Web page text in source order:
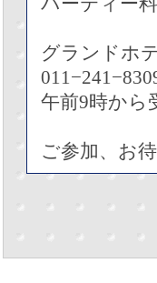
グランドホ
午前9時から
ご参加、お